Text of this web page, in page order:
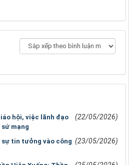
hội, việc lãnh đạo
mạng
(22/05/2026)
tin tưởng vào công (23/05/2026)